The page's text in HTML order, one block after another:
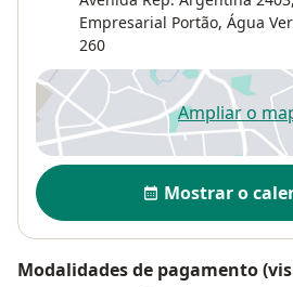
Empresarial Portão, Água
260
Ampliar oabre
Disponibilidade
Mostrar o
Modalidades de pagamento